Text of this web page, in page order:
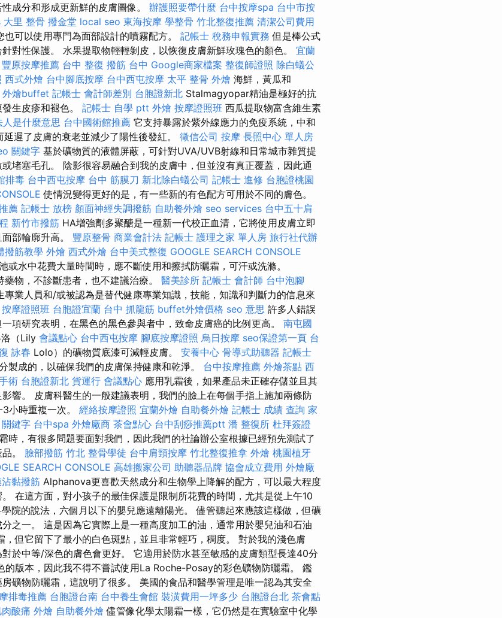
成分和形成更新鮮的皮膚圖像。 辦護照要帶什麼 台中按摩spa 台中市按
大里 整骨 撥金堂 local seo 東海按摩 學整骨 竹北整復推薦 清潔公司費用
也可以使用專門為面部設計的噴霧配方。 記帳士 稅務申報實務 但是棒公式
對性保護。 水果提取物輕輕剝皮，以恢復皮膚新鮮玫瑰色的顏色。 宜蘭
豐原按摩推薦 台中 整復 撥筋 台中 Google商家檔案 整復師證照 除白蟻公
西式外燴 台中腳底按摩 台中西屯按摩 太平 整骨 外燴 海鮮，黃瓜和
外燴buffet 記帳士 會計師差別 台胞證新北 Stalmagyopar精油是極好的抗
生皮疹和褪色。 記帳士 自學 ptt 外燴 按摩證照班 西瓜提取物富含維生素
人是什麼意思 台中國術館推薦 它支持暴露於紫外線應力的免疫系統，中和
遲了皮膚的衰老並減少了陽性後發紅。 徵信公司 按摩 長照中心 單人房
關鍵字 基於礦物質的液體屏蔽，可針對UVA/UVB射線和日常城市雜質提
堵塞毛孔。 陰影很容易融合到我的皮膚中，但並沒有真正覆蓋，因此通
排毒 台中西屯按摩 台中 筋膜刀 新北除白蟻公司 記帳士 進修 台胞證桃園
使情況變得更好的是，有一些新的有色配方可用於不同的膚色。
薦 記帳士 放榜 顏面神經失調撥筋 自助餐外燴 seo services 台中五十肩
新竹市撥筋 HA增強劑多聚醣是一種新一代校正血清，它將使用皮膚立即
部輪廓升高。 豐原整骨 商業會計法 記帳士 護理之家 單人房 旅行社代辦
撥筋教學 外燴 西式外燴 台中美式整復 GOOGLE SEARCH CONSOLE
或水中花費大量時間時，應不斷使用和擦拭防曬霜，可汗或洗滌。
物，不診斷患者，也不建議治療。 醫美診所 記帳士 會計師 台中泡腳
業人員和/或被認為是替代健康專業知識，技能，知識和判斷力的信息來
按摩證照班 台胞證宜蘭 台中 抓龍筋 buffet外燴價格 seo 意思 許多人錯誤
項研究表明，在黑色的黑色參與者中，致命皮膚癌的比例更高。 南屯國
洛（Lily 會議點心 台中西屯按摩 腳底按摩證照 烏日按摩 seo保證第一頁 台
詠春 Lolo）的礦物質底漆可減輕皮膚。 安養中心 骨導式助聽器 記帳士
製成的，以確保我們的皮膚保持健康和乾淨。 台中按摩推薦 外燴茶點 西
術 台胞證新北 貨運行 會議點心 應用乳霜後，如果產品未正確存儲並且其
響。 皮膚科醫生的一般建議表明，我們的臉上在每個手指上施加兩條防
小時重複一次。 經絡按摩證照 宜蘭外燴 自助餐外燴 記帳士 成績 查詢 家
鍵字 台中spa 外燴廠商 茶會點心 台中刮痧推薦ptt 潘 整復所 杜拜簽證
時，有很多問題要面對我們，因此我們的社論辦公室根據已經預先測試了
。 臉部撥筋 竹北 整骨學徒 台中肩頸按摩 竹北整復推拿 外燴 桃園植牙
SEARCH CONSOLE 高雄搬家公司 助聽器品牌 協會成立費用 外燴廠
黏撥筋 Alphanova更喜歡天然成分和生物學上降解的配方，可以最大程度
在這方面，對小孩子的最佳保護是限制所花費的時間，尤其是從上午10
院的說法，六個月以下的嬰兒應遠離陽光。 儘管聽起來應該這樣做，但礦
之一。 這是因為它實際上是一種高度加工的油，通常用於嬰兒油和石油
，但它留下了最小的白色斑點，並且非常輕巧，稠度。 對於我的淺色膚
於中等/深色的膚色會更好。 它適用於防水甚至敏感的皮膚類型長達40分
的版本，因此我不得不嘗試使用La Roche-Posay的彩色礦物防曬霜。 鑑
礦物防曬霜，這說明了很多。 美國的食品和醫學管理是唯一認為其安全
排毒推薦 台胞證台南 台中養生會館 裝潢費用一坪多少 台胞證台北 茶會點
肉酸痛 外燴 自助餐外燴 儘管像化學太陽霜一樣，它仍然是在實驗室中化學